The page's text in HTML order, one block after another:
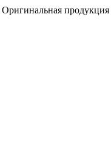
Оригинальная продукция